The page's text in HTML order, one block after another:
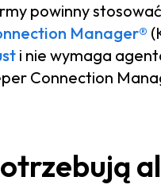
powinny
Manager®
i nie wymaga
Connection